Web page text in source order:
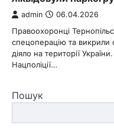
admin 06.04.2026
Правоохоронці
спецоперацію та викрили
діяло на території
Нацполіції…
Пошук